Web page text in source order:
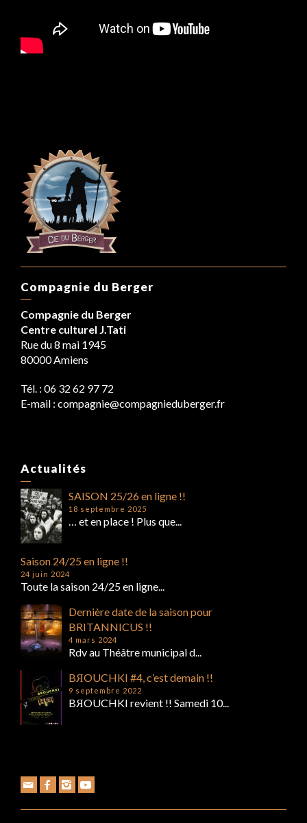
Compagnie du Berger
Compagnie du Berger
Centre culturel J.Tati
Rue du 8 mai 1945
80000 Amiens
Tél. : 06 32 62 97 72
E-mail : compagnie@compagnieduberger.fr
Actualités
SAISON 25/26 en ligne !!
18 septembre 2025
… et en place ! Plus que...
Saison 24/25 en ligne !!
24 juin 2024
Toute la saison 24/25 en ligne...
Dernière date de la saison pour
BRITANNICUS !!
4 mars 2024
Rdv au Théâtre municipal d...
BЯOUCHKI #4, c’est demain !!
9 septembre 2022
BЯOUCHKI revient !! Samedi 10...